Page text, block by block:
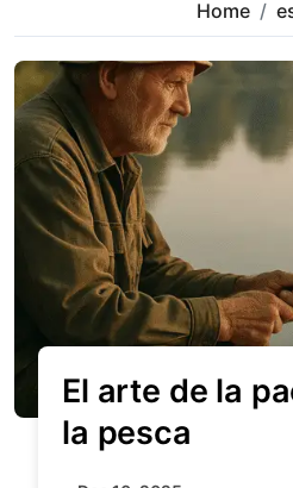
Home
El arte de la
la pesca